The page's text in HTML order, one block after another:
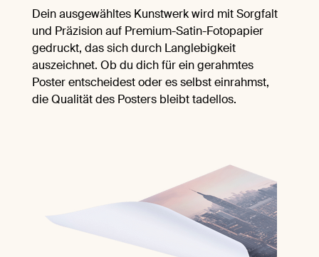
Dein ausgewähltes Kunstwerk wird mit Sorgfalt
und Präzision auf Premium-Satin-Fotopapier
gedruckt, das sich durch Langlebigkeit
auszeichnet. Ob du dich für ein gerahmtes
Poster entscheidest oder es selbst einrahmst,
die Qualität des Posters bleibt tadellos.